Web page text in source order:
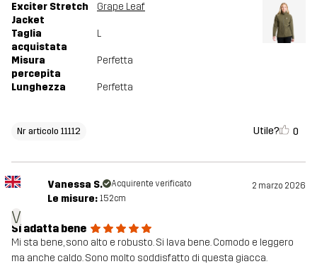
Exciter Stretch
Jacket
Grape Leaf
Taglia
acquistata
L
Misura
percepita
Perfetta
Lunghezza Perfetta
Nr articolo 11112 Utile? 0
V
Vanessa S. Acquirente verificato 2 marzo 2026
Le misure: 152cm
Si adatta bene
Mi sta bene, sono alto e robusto. Si lava bene. Comodo e leggero
ma anche caldo. Sono molto soddisfatto di questa giacca.